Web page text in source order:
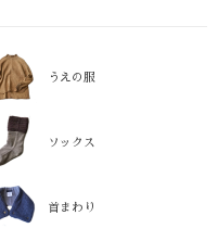
うえの服
ソックス
首まわり